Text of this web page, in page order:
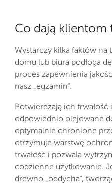
Co dają klientom
Wystarczy kilka faktów
domu lub biura podłoga
proces zapewnienia
nasz „egzamin”.
Potwierdzają ich
odpowiednio olejowane
optymalnie chronione
otrzymuje warstwę
trwałość i pozwala
codzienne użytkowanie.
drewno „oddycha”,